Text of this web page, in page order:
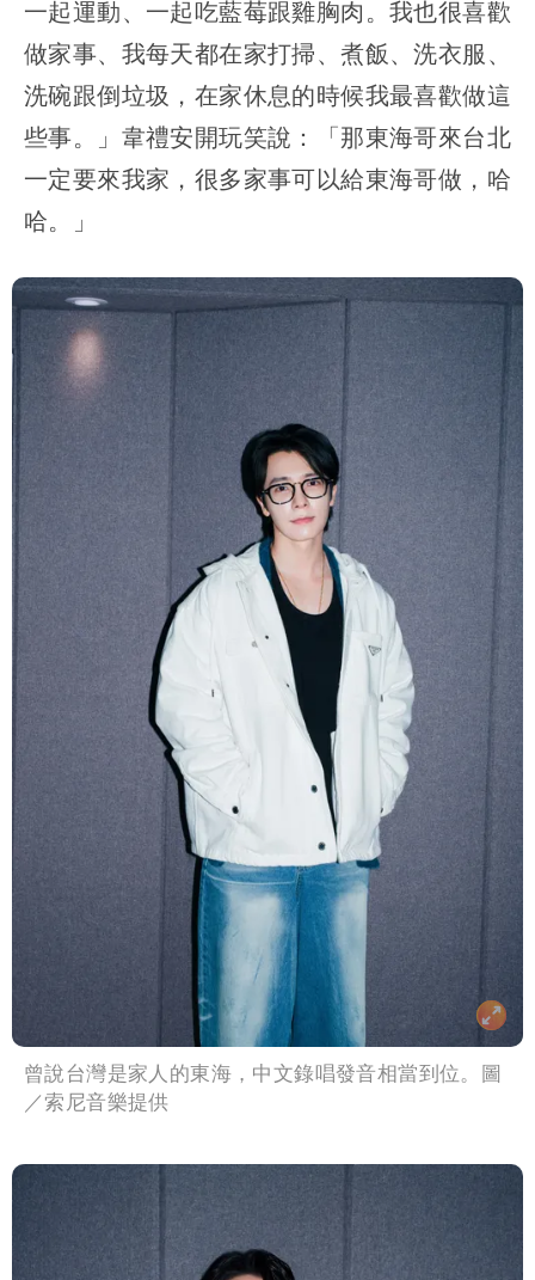
一起運動、一起吃藍莓跟雞胸肉。我也很喜歡
做家事、我每天都在家打掃、煮飯、洗衣服、
洗碗跟倒垃圾，在家休息的時候我最喜歡做這
些事。」韋禮安開玩笑說：「那東海哥來台北
一定要來我家，很多家事可以給東海哥做，哈
哈。」
曾說台灣是家人的東海，中文錄唱發音相當到位。圖
／索尼音樂提供